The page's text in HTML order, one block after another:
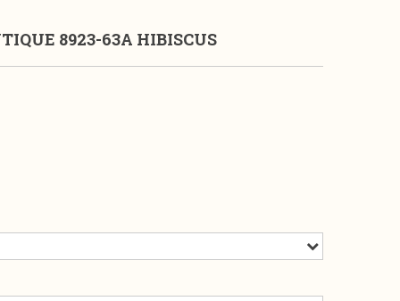
8923-63A HIBISCUS